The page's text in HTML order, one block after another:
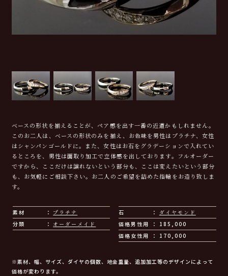
ベースの形状を揃えることが、ペア感を出す一番の近道かもしれません。
このお二人は、ベースの形状のみを揃え、お色味を男性はプラチナ、女性
はシャンパンゴールドに。また、女性はお石をグラデーションで入れてい
るところを、男性は面取り加工で立体感を出しております。フルオーダー
ですから、ここだけは譲れないという部分も、ここは変えたいという部分
も、お気軽にご相談下さい。お二人のご希望を詰めた指輪をお造り致しま
す。
素材 プラチナ 石
ダイヤモンド
分類
オーダーメイド 価格男性用
185,000
価格女性用
170,000
※素材、幅、サイズ、ダイヤの個数、地金重量、追加加工等のデザインによって
価格が変わります。